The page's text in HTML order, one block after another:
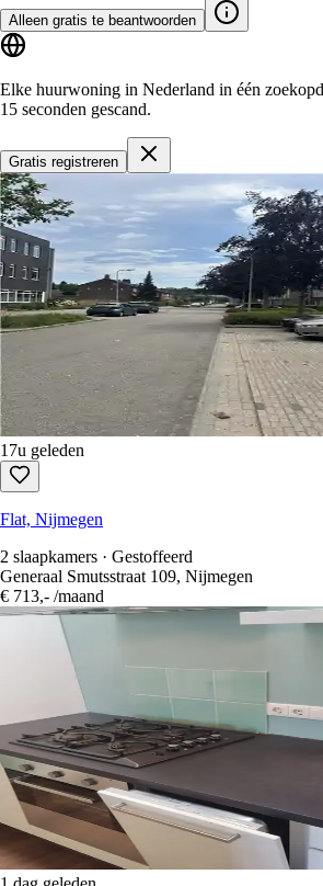
Alleen gratis te beantwoorden
Elke huurwoning in Nederland in één
15 seconden gescand.
Gratis registreren
17u geleden
Flat, Nijmegen
2 slaapkamers · Gestoffeerd
Generaal Smutsstraat 109, Nijmegen
€ 713,- /maand